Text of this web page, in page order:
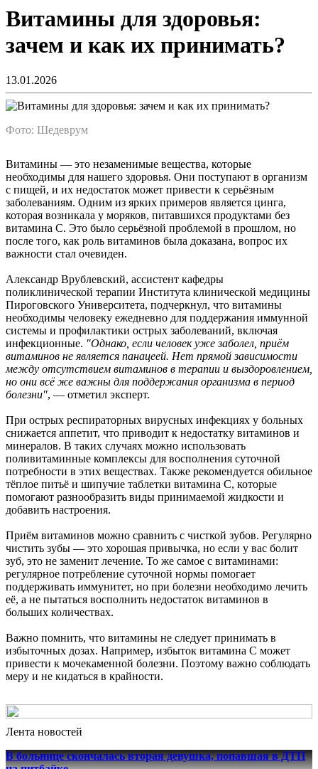
Витамины для здоровья:
зачем и как их принимать?
13.01.2026
Фото: Шедеврум
Витамины — это незаменимые вещества, которые
необходимы для нашего здоровья. Они поступают в организм
с пищей, и их недостаток может привести к серьёзным
заболеваниям. Одним из ярких примеров является цинга,
которая возникала у моряков, питавшихся продуктами без
витамина C. Это было серьёзной проблемой в прошлом, но
после того, как роль витаминов была доказана, вопрос их
важности стал очевиден.
Александр Врублевский, ассистент кафедры
поликлинической терапии Института клинической медицины
Пироговского Университета, подчеркнул, что витамины
необходимы человеку ежедневно для поддержания иммунной
системы и профилактики острых заболеваний, включая
инфекционные. "Однако, если человек уже заболел, приём
витаминов не является панацеей. Нет прямой зависимости
между отсутствием витаминов в терапии и выздоровлением,
но они всё же важны для поддержания организма в период
болезни", — отметил эксперт.
При острых респираторных вирусных инфекциях у больных
снижается аппетит, что приводит к недостатку витаминов и
минералов. В таких случаях можно использовать
поливитаминные комплексы для восполнения суточной
потребности в этих веществах. Также рекомендуется обильное
тёплое питьё и шипучие таблетки витамина C, которые
помогают разнообразить виды принимаемой жидкости и
добавить настроения.
Приём витаминов можно сравнить с чисткой зубов. Регулярно
чистить зубы — это хорошая привычка, но если у вас болит
зуб, это не заменит лечение. То же самое с витаминами:
регулярное потребление суточной нормы помогает
поддерживать иммунитет, но при болезни необходимо лечить
её, а не пытаться восполнить недостаток витаминов в
больших количествах.
Важно помнить, что витамины не следует принимать в
избыточных дозах. Например, избыток витамина C может
привести к мочекаменной болезни. Поэтому важно соблюдать
меру и не кидаться в крайности.
Лента новостей
В больнице скончалась вторая девушка, попавшая в ДТП